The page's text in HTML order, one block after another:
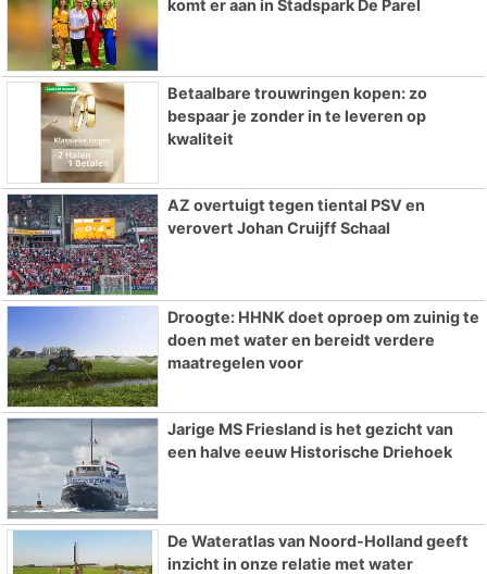
komt er aan in Stadspark De Parel
Betaalbare trouwringen kopen: zo
bespaar je zonder in te leveren op
kwaliteit
AZ overtuigt tegen tiental PSV en
verovert Johan Cruijff Schaal
Droogte: HHNK doet oproep om zuinig te
doen met water en bereidt verdere
maatregelen voor
Jarige MS Friesland is het gezicht van
een halve eeuw Historische Driehoek
De Wateratlas van Noord-Holland geeft
inzicht in onze relatie met water